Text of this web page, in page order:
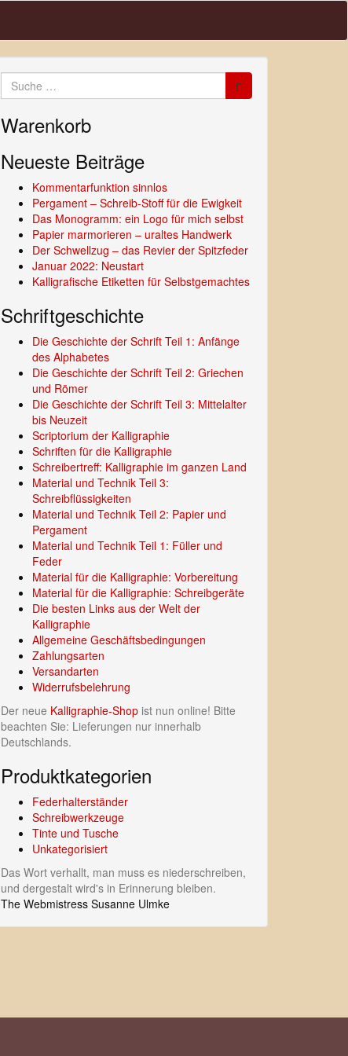
Suche
nach:
Warenkorb
Neueste Beiträge
Kommentarfunktion sinnlos
Pergament – Schreib-Stoff für die Ewigkeit
Das Monogramm: ein Logo für mich selbst
Papier marmorieren – uraltes Handwerk
Der Schwellzug – das Revier der Spitzfeder
Januar 2022: Neustart
Kalligrafische Etiketten für Selbstgemachtes
Schriftgeschichte
Die Geschichte der Schrift Teil 1: Anfänge
des Alphabetes
Die Geschichte der Schrift Teil 2: Griechen
und Römer
Die Geschichte der Schrift Teil 3: Mittelalter
bis Neuzeit
Scriptorium der Kalligraphie
Schriften für die Kalligraphie
Schreibertreff: Kalligraphie im ganzen Land
Material und Technik Teil 3:
Schreibflüssigkeiten
Material und Technik Teil 2: Papier und
Pergament
Material und Technik Teil 1: Füller und
Feder
Material für die Kalligraphie: Vorbereitung
Material für die Kalligraphie: Schreibgeräte
Die besten Links aus der Welt der
Kalligraphie
Allgemeine Geschäftsbedingungen
Zahlungsarten
Versandarten
Widerrufsbelehrung
Der neue Kalligraphie-Shop ist nun online! Bitte
beachten Sie: Lieferungen nur innerhalb
Deutschlands.
Produktkategorien
Federhalterständer
Schreibwerkzeuge
Tinte und Tusche
Unkategorisiert
Das Wort verhallt, man muss es niederschreiben,
und dergestalt wird's in Erinnerung bleiben.
The Webmistress Susanne Ulmke